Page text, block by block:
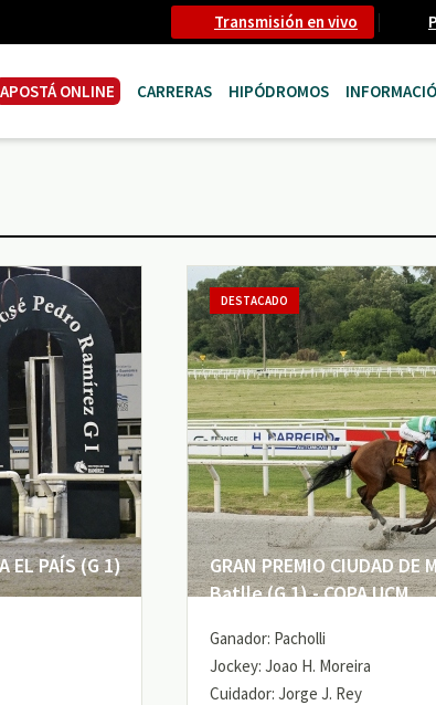
Transmisión en vivo
APOSTÁ ONLINE CARRERAS HIPÓDROMOS
EL PAÍS (G 1)
GRAN PREMIO CIUDAD
Batlle (G 1) - COPA UCM
DESTACADO
Ganador: Pacholli
Jockey: Joao H. Moreira
Cuidador: Jorge J. Rey